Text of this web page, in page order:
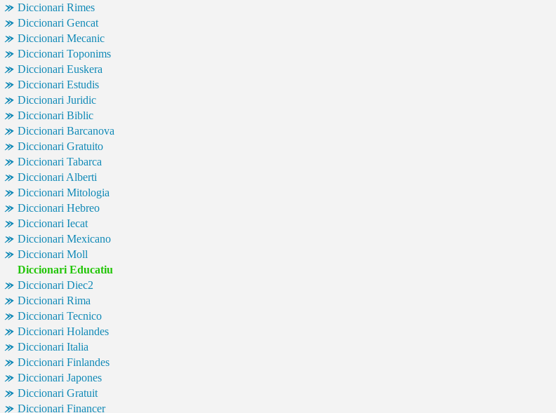
Diccionari Rimes
Diccionari Gencat
Diccionari Mecanic
Diccionari Toponims
Diccionari Euskera
Diccionari Estudis
Diccionari Juridic
Diccionari Biblic
Diccionari Barcanova
Diccionari Gratuito
Diccionari Tabarca
Diccionari Alberti
Diccionari Mitologia
Diccionari Hebreo
Diccionari Iecat
Diccionari Mexicano
Diccionari Moll
Diccionari Educatiu
Diccionari Diec2
Diccionari Rima
Diccionari Tecnico
Diccionari Holandes
Diccionari Italia
Diccionari Finlandes
Diccionari Japones
Diccionari Gratuit
Diccionari Financer